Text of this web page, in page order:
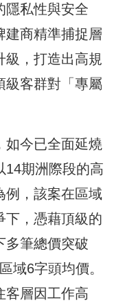
隱私性與安全
建商精準捕捉層
級，打造出高規
級客群對「專屬
如今已全面延燒
14期洲際段的高
例，該案在區域
下，憑藉頂級的
多筆總價突破
域6字頭均價。
客層因工作高